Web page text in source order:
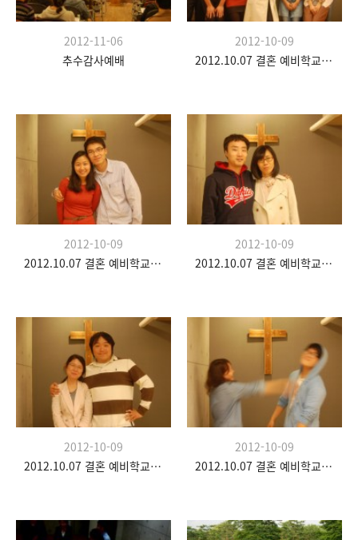
2012-11-06
추수감사예배
2012-10-09
2012.10.07 결혼 예비학교 두 번째 시간
2012-10-09
2012.10.07 결혼 예비학교 두 번째 시간
2012-10-09
2012.10.07 결혼 예비학교 두 번째 시간
2012-10-09
2012.10.07 결혼 예비학교 두 번째 시간
2012-10-09
2012.10.07 결혼 예비학교 두 번째 시간